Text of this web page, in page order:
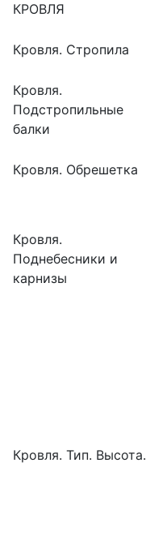
КРОВЛЯ
Кровля. Стропила
Кровля.
Подстропильные
балки
Кровля. Обрешетка
Кровля.
Поднебесники и
карнизы
Кровля. Тип. Высота.